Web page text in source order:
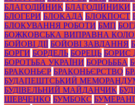
БЛАГОДІЙНИК БЛАГОДІЙНИКИ
БЛОГЕРИ БЛОКАДА БЛОКПОСТ
БЛОКУВАННЯ РОБОТИ БМП
БОЖКОВСЬКА ВИПРАВНА
БОЙОВІ ДІЇ БОЙОВІ ЗАВДАННЯ
БОРГИ БОРДЕЛЬ БОРЕЦЬ БОРИС
БОРОТЬБА УКРАЇНИ БОРОЬББА
БРАКОНЬЄР БРАКОНЬЄРСТВО
БУДАПЕШТСЬКИЙ
БУДІВЕЛЬНИЙ МАЙДАНЧИК
ШЕВЧЕНКО БУМБОКС